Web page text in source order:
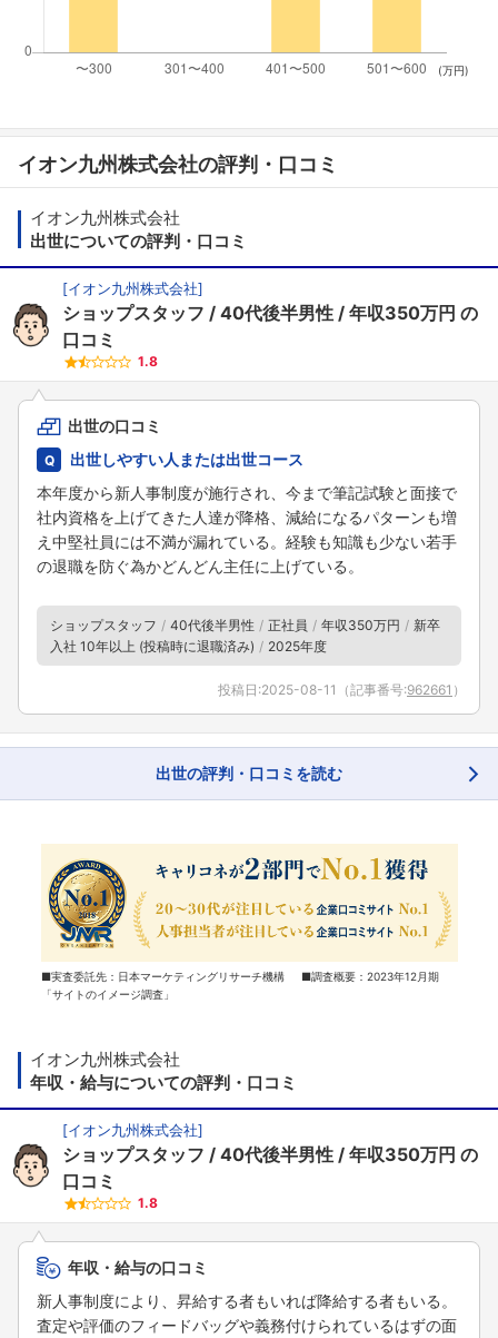
(万円)
イオン九州株式会社の評判・口コミ
イオン九州株式会社
出世についての評判・口コミ
[イオン九州株式会社]
ショップスタッフ 40代後半男性 年収350万円 の
口コミ
1.8
出世の口コミ
出世しやすい人または出世コース
本年度から新人事制度が施行され、今まで筆記試験と面接で
社内資格を上げてきた人達が降格、減給になるパターンも増
え中堅社員には不満が漏れている。経験も知識も少ない若手
の退職を防ぐ為かどんどん主任に上げている。
ショップスタッフ 40代後半男性 正社員 年収350万円
新卒
入社 10年以上 (投稿時に退職済み)
2025年度
投稿日:2025-08-11 （記事番号:962661 ）
出世の評判・口コミを読む
■実査委託先：日本マーケティングリサーチ機構 ■調査概要：2023年12月期
「サイトのイメージ調査」
イオン九州株式会社
年収・給与についての評判・口コミ
[イオン九州株式会社]
ショップスタッフ 40代後半男性 年収350万円 の
口コミ
1.8
年収・給与の口コミ
新人事制度により、昇給する者もいれば降給する者もいる。
査定や評価のフィードバッグや義務付けられているはずの面